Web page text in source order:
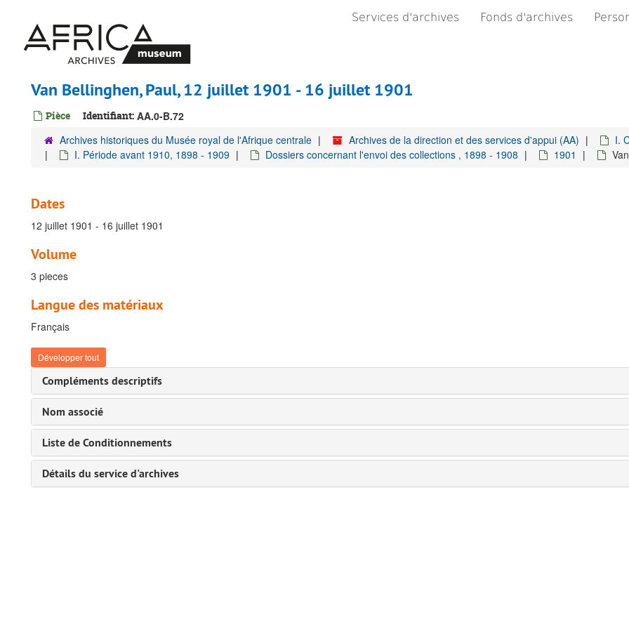
contenu
principal
Services d'archives Fonds d'archives
Van Bellinghen, Paul, 12 juillet 1901 - 16 juillet 1901
Pièce Identifiant: AA.0-B.72
Archives historiques du Musée royal de l'Afrique centrale Archives de la direction et des services d'appui (AA)
I.
I. Période avant 1910, 1898 - 1909
Dossiers concernant l'envoi des collections , 1898 - 1908 1901
Dates
12 juillet 1901 - 16 juillet 1901
Volume
3 pieces
Langue des matériaux
Français
Développer tout
Compléments descriptifs
Nom associé
Liste de Conditionnements
Détails du service d'archives